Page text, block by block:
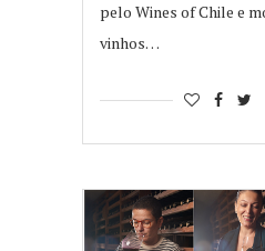
pelo Wines of Chile e
vinhos…